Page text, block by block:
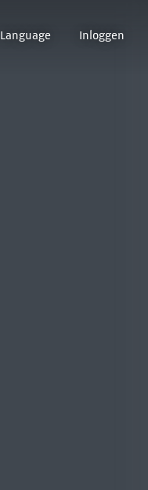
Language Inloggen